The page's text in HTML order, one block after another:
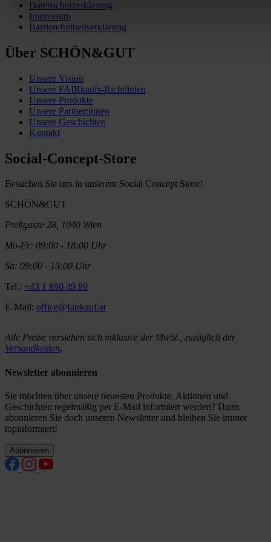
Datenschutzerklärung
Impressum
Barrierefreiheitserklärung
Über SCHÖN&GUT
Unsere Vision
Unsere FAIRkaufs-Richtlinien
Unsere Produkte
Unsere Partner:innen
Unsere Geschichten
Kontakt
Social-Concept-Store
Besuchen Sie uns in unserem Social Concept Store!
SCHÖN&GUT
Preßgasse 28, 1040 Wien
Mo-Fr: 09:00 - 18:00 Uhr
Sa: 09:00 - 13:00 Uhr
Tel.: +43 1 890 49 89
E-Mail: office@fairkauf.at
Alle Preise verstehen sich inklusive der MwSt., zuzüglich der
Versandkosten.
Newsletter abonnieren
Sie möchten über unsere neuesten Produkte, Aktionen und
Geschichten regelmäßig per E-Mail informiert werden? Dann
abonnieren Sie doch unseren Newsletter und bleiben Sie immer
topinformiert!
Abonnieren